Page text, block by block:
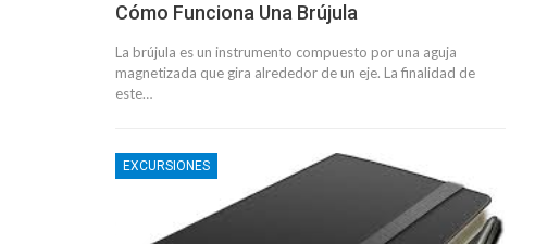
Cómo Funciona Una Brújula
La brújula es un instrumento compuesto por una aguja
magnetizada que gira alrededor de un eje. La finalidad de
este…
EXCURSIONES